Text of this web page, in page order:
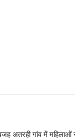
वजह अतरही गांव में महिलाओं